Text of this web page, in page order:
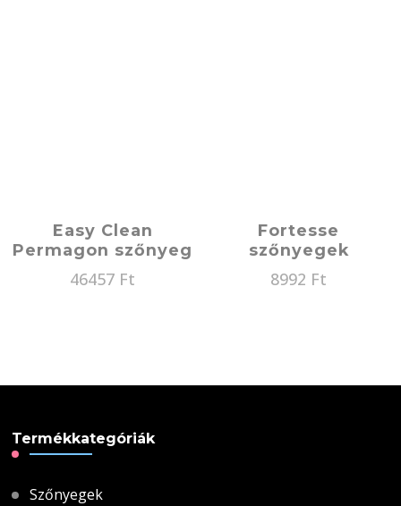
Easy Clean
Permagon szőnyeg
46457 Ft
Fortesse
szőnyegek
8992 Ft
Termékkategóriák
Szőnyegek